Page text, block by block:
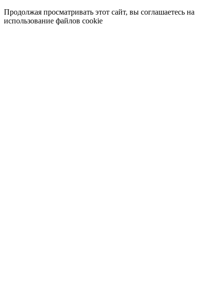
Продолжая просматривать этот сайт, вы соглашаетесь на
использование файлов cookie